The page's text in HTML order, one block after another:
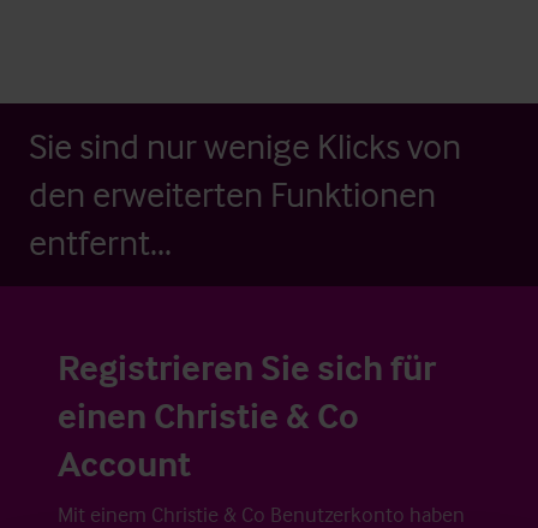
Sie sind nur wenige Klicks von
den erweiterten Funktionen
entfernt...
Registrieren Sie sich für
einen Christie & Co
Account
Mit einem Christie & Co Benutzerkonto haben